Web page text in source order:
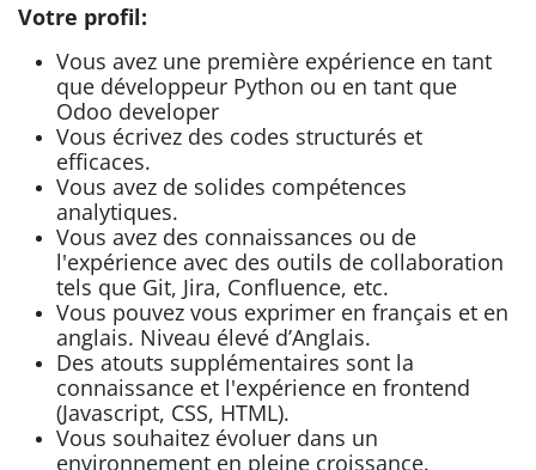
Votre profil:
Vous avez une première expérience en tant
que développeur Python ou en tant que
Odoo developer
Vous écrivez des codes structurés et
efficaces.
Vous avez de solides compétences
analytiques.
Vous avez des connaissances ou de
l'expérience avec des outils de collaboration
tels que Git, Jira, Confluence, etc.
Vous pouvez vous exprimer en français et en
anglais. Niveau élevé d’Anglais.
Des atouts supplémentaires sont la
connaissance et l'expérience en frontend
(Javascript, CSS, HTML).
Vous souhaitez évoluer dans un
environnement en pleine croissance.